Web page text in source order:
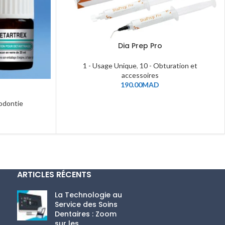
Dia Prep Pro
1 - Usage Unique, 10 - Obturation et
accessoires
190.00MAD
ARTICLES RÉCENTS
La Technologie au
Service des Soins
Dentaires : Zoom